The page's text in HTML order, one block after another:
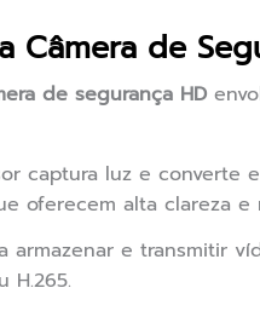
Câmera de
de segurança HD
captura luz e converte
oferecem alta clareza
armazenar e transmitir
H.265.